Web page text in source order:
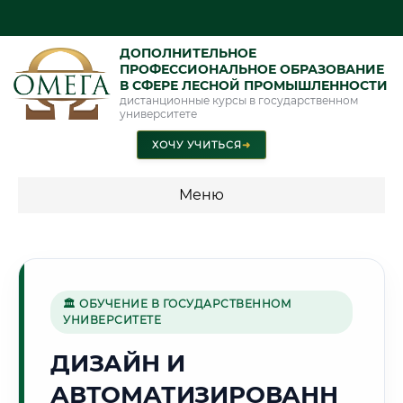
ДОПОЛНИТЕЛЬНОЕ
ПРОФЕССИОНАЛЬНОЕ ОБРАЗОВАНИЕ
В СФЕРЕ ЛЕСНОЙ ПРОМЫШЛЕННОСТИ
дистанционные курсы в государственном
университете
ХОЧУ УЧИТЬСЯ➜
Меню
промышленность"
🏛 ОБУЧЕНИЕ В ГОСУДАРСТВЕННОМ
УНИВЕРСИТЕТЕ
ДИЗАЙН И
АВТОМАТИЗИРОВАНН